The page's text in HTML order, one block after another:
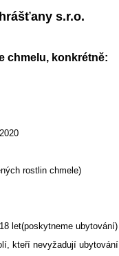
s.r.o.
chmelu, konkrétně:
rostlin chmele)
ubytování)
nevyžadují ubytování